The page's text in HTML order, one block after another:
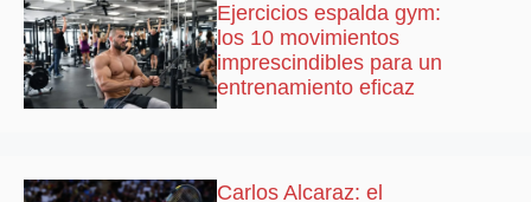
Ejercicios espalda gym:
los 10 movimientos
imprescindibles para un
entrenamiento eficaz
Carlos Alcaraz: el